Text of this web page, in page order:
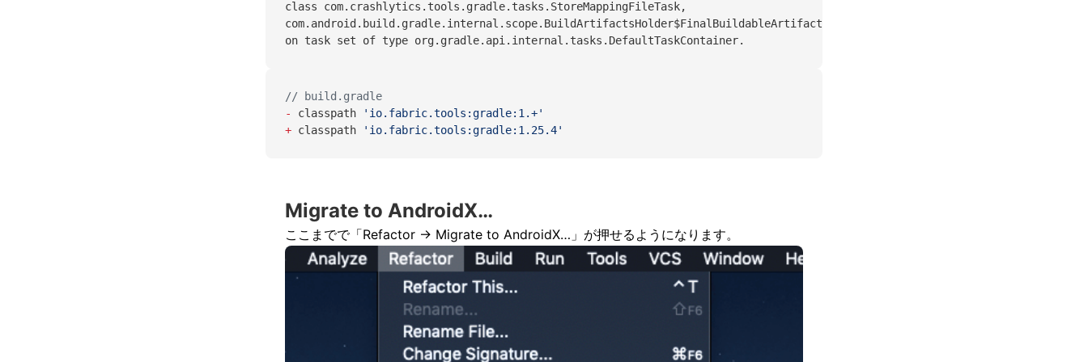
class com.crashlytics.tools.gradle.tasks.StoreMappingFileTask,
com.android.build.gradle.internal.scope.BuildArtifactsHolder$FinalBuildableArtifact@1711854a]
on task set of type org.gradle.api.internal.tasks.DefaultTaskContainer.
// build.gradle
-
classpath
'io.fabric.tools:gradle:1.+'
+ classpath 'io.fabric.tools:gradle:1.25.4'
Migrate to AndroidX…
ここまでで「Refactor -> Migrate to AndroidX…」が押せるようになります。